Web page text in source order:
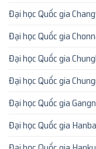
Đại học Quốc gia
Đại học Quốc gia
Đại học Quốc gia
Đại học Quốc gia
Đại học Quốc gia
Đại học Quốc gia